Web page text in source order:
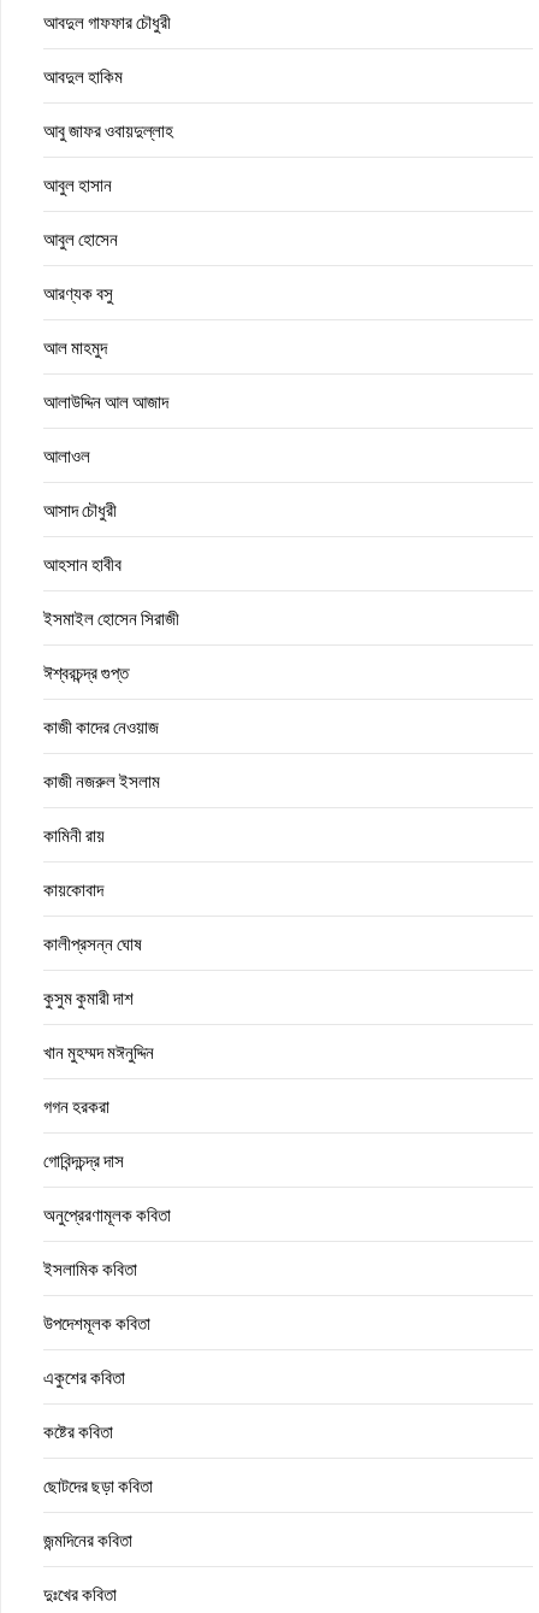
আবদুল গাফফার চৌধুরী
আবদুল হাকিম
আবু জাফর ওবায়দুল্লাহ
আবুল হাসান
আবুল হোসেন
আরণ্যক বসু
আল মাহমুদ
আলাউদ্দিন আল আজাদ
আলাওল
আসাদ চৌধুরী
আহসান হাবীব
ইসমাইল হোসেন সিরাজী
ঈশ্বরচন্দ্র গুপ্ত
কাজী কাদের নেওয়াজ
কাজী নজরুল ইসলাম
কামিনী রায়
কায়কোবাদ
কালীপ্রসন্ন ঘোষ
কুসুম কুমারী দাশ
খান মুহম্মদ মঈনুদ্দিন
গগন হরকরা
গোবিন্দচন্দ্র দাস
অনুপ্রেরণামূলক কবিতা
ইসলামিক কবিতা
উপদেশমূলক কবিতা
একুশের কবিতা
কষ্টের কবিতা
ছোটদের ছড়া কবিতা
জন্মদিনের কবিতা
দুঃখের কবিতা